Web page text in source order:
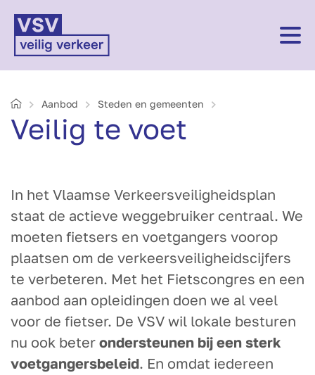
HomeAanbod Steden en gemeenten
Veilig te voet
In het Vlaamse Verkeersveiligheidsplan
staat de actieve weggebruiker centraal. We
moeten fietsers en voetgangers voorop
plaatsen om de verkeersveiligheidscijfers
te verbeteren. Met het Fietscongres en een
aanbod aan opleidingen doen we al veel
voor de fietser. De VSV wil lokale besturen
nu ook beter ondersteunen bij een sterk
voetgangersbeleid. En omdat iedereen